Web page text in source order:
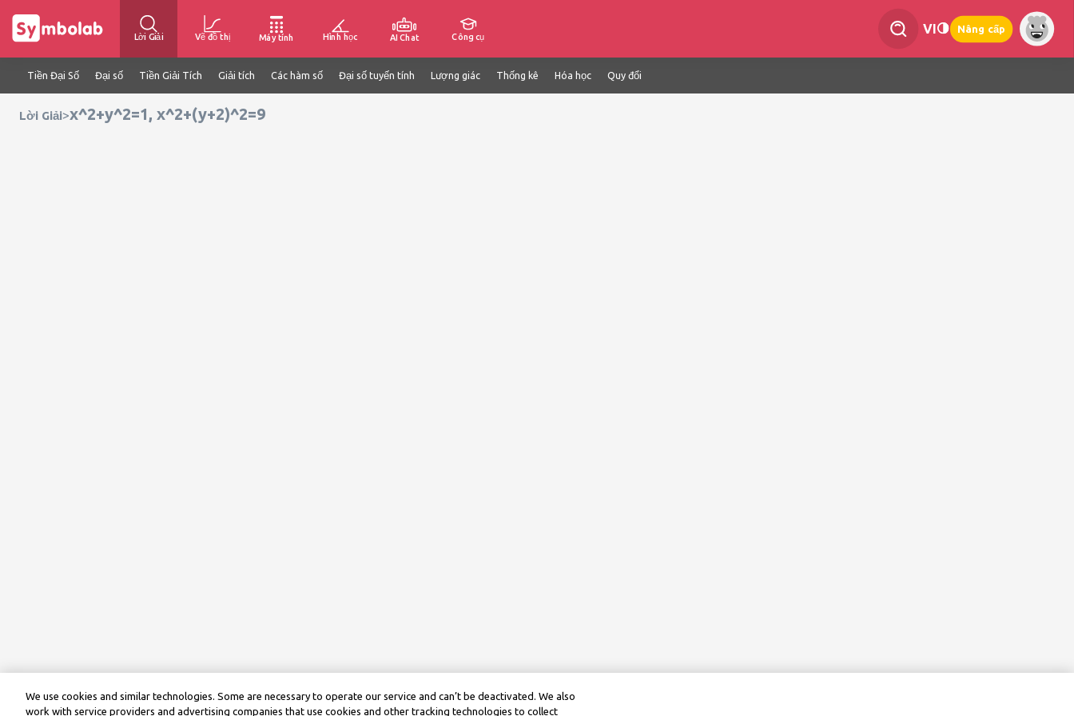
Lời Giải Vẽ đồ thị Máy tính Hình học AI Chat Công cụ
VI Nâng cấp
Tiền Đại Số Đại số Tiền Giải Tích Giải tích Các hàm số Đại số tuyến tính Lượng giác Thống kê Hóa học Quy đổi
Lời Giải>x^2+y^2=1, x^2+(y+2)^2=9
We use cookies and similar technologies. Some are necessary to operate our service and can’t be deactivated. We also
work with service providers and advertising companies that use cookies and other tracking technologies to collect